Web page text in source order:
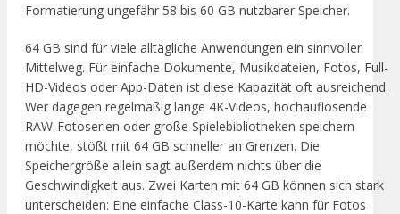
Formatierung ungefähr 58 bis 60 GB nutzbarer Speicher.
64 GB sind für viele alltägliche Anwendungen ein sinnvoller
Mittelweg. Für einfache Dokumente, Musikdateien, Fotos, Full-
HD-Videos oder App-Daten ist diese Kapazität oft ausreichend.
Wer dagegen regelmäßig lange 4K-Videos, hochauflösende
RAW-Fotoserien oder große Spielebibliotheken speichern
möchte, stößt mit 64 GB schneller an Grenzen. Die
Speichergröße allein sagt außerdem nichts über die
Geschwindigkeit aus. Zwei Karten mit 64 GB können sich stark
unterscheiden: Eine einfache Class-10-Karte kann für Fotos